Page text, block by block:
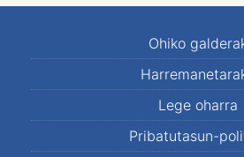
Ohiko
Lege oharra
Pribatutasun-